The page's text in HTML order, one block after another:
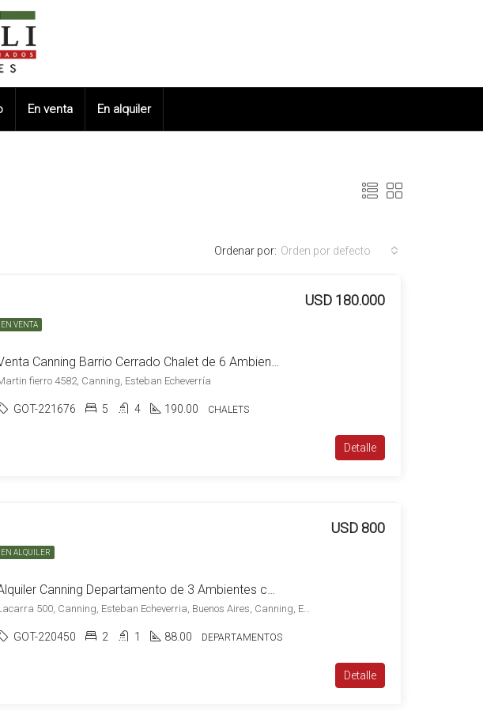
En venta En alquiler
Ordenar por: Orden por defecto
EN VENTA
Venta Canning Barrio Cerrado Chalet de 6 Ambientes Lote de 1080 m2 Super Completa c/Piscina
USD 180.000
fierro 4582, Canning, Esteban Echeverría
GOT-221676 5 4 190.00 CHALETS
Detalle
EN ALQUILER
Alquiler Canning Departamento de 3 Ambientes con Cochera en Amaneceres de Canning
USD 800
Lacarra 500, Canning, Esteban Echeverria, Buenos Aires, Canning, Esteban Echeverría
GOT-220450 2 1 88.00 DEPARTAMENTOS
Detalle